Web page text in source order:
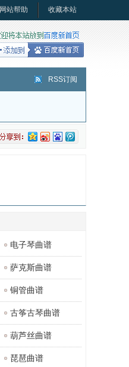
网站帮助 收藏本站
RSS订阅
电子琴曲谱
萨克斯曲谱
铜管曲谱
古筝古琴曲谱
葫芦丝曲谱
琵琶曲谱